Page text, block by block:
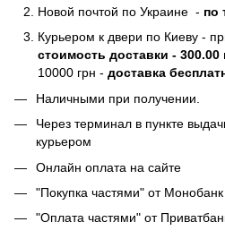
Новой почтой по Украине - по
Курьером к двери по Киеву -
стоимость доставки - 300.00
10000 грн - доставка
Наличными при получении.
Через терминал в пункте
курьером
Онлайн оплата на сайте
"Покупка частями" от Монобанк
"Оплата частями" от